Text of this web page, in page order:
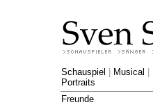
Schauspiel Musical
Portraits
Freunde